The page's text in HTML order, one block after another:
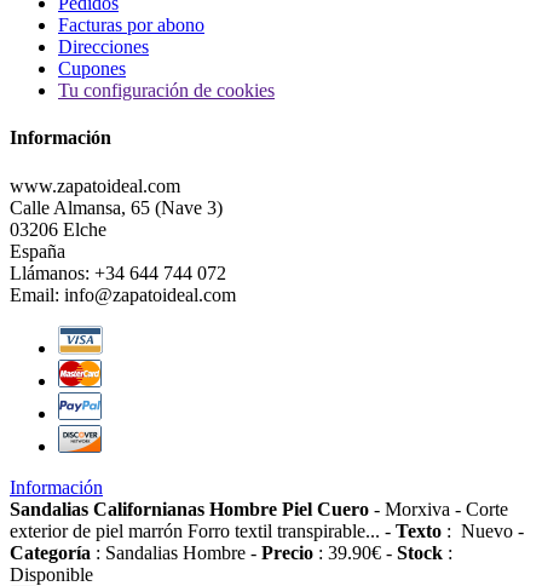
Facturas por abono
Direcciones
Cupones
Tu configuración de cookies
Información
www.zapatoideal.com
Calle Almansa, 65 (Nave 3)
03206 Elche
España
Llámanos: +34 644 744 072
Email: info@zapatoideal.com
Información
Sandalias Californianas Hombre Piel Cuero - Morxiva - Corte
exterior de piel marrón Forro textil transpirable... - Texto : Nuevo -
Categoría : Sandalias Hombre - Precio : 39.90€ - Stock :
Disponible